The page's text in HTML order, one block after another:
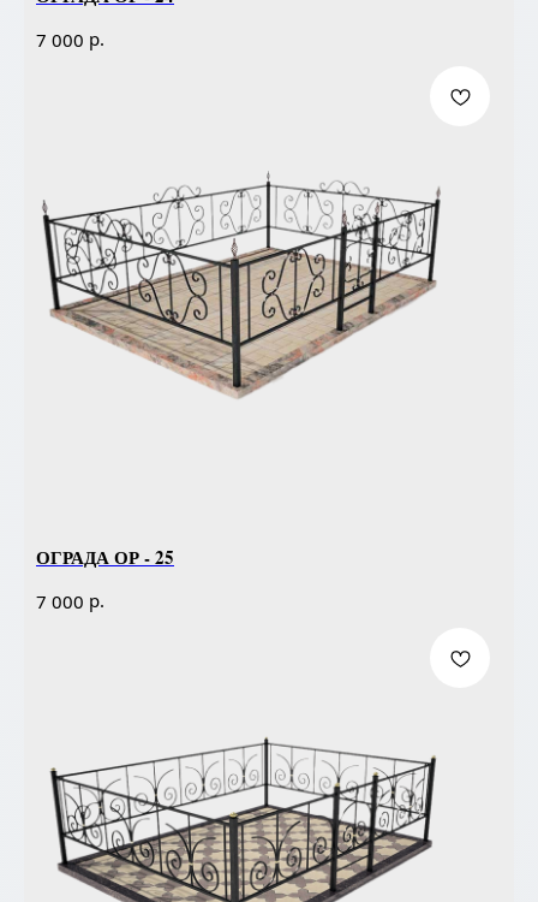
7 000 р.
ОГРАДА ОР - 25
7 000 р.